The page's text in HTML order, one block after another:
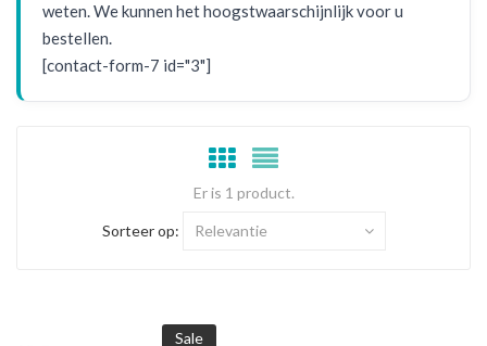
weten. We kunnen het hoogstwaarschijnlijk voor u
bestellen.
[contact-form-7 id="3"]
Er is 1 product.
Sorteer op: Relevantie
Sale